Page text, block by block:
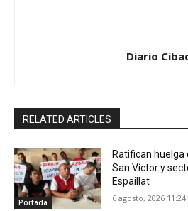
Diario
RELATED ARTICLES
Portada
Ratifican huelga
San Víctor y
Espaillat
6 agosto, 2026